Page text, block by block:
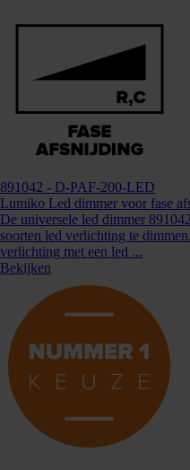
891042 - D-PAF-200-LED
Lumiko Led dimmer voor fase
De universele led dimmer
soorten led verlichting te
verlichting met een led ...
Bekijken